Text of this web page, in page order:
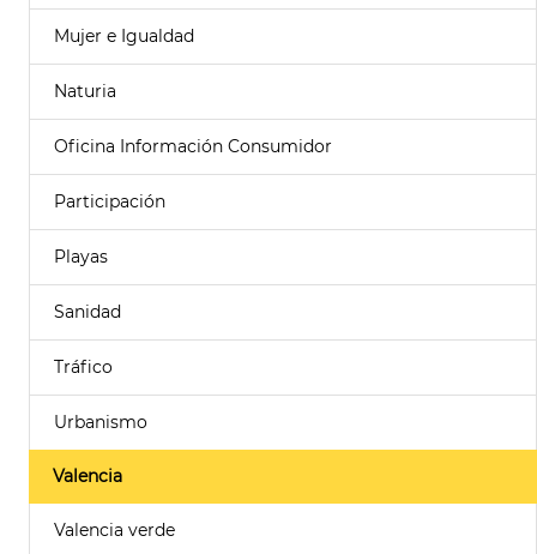
Mujer e Igualdad
Naturia
Oficina Información Consumidor
Participación
Playas
Sanidad
Tráfico
Urbanismo
Valencia
Valencia verde